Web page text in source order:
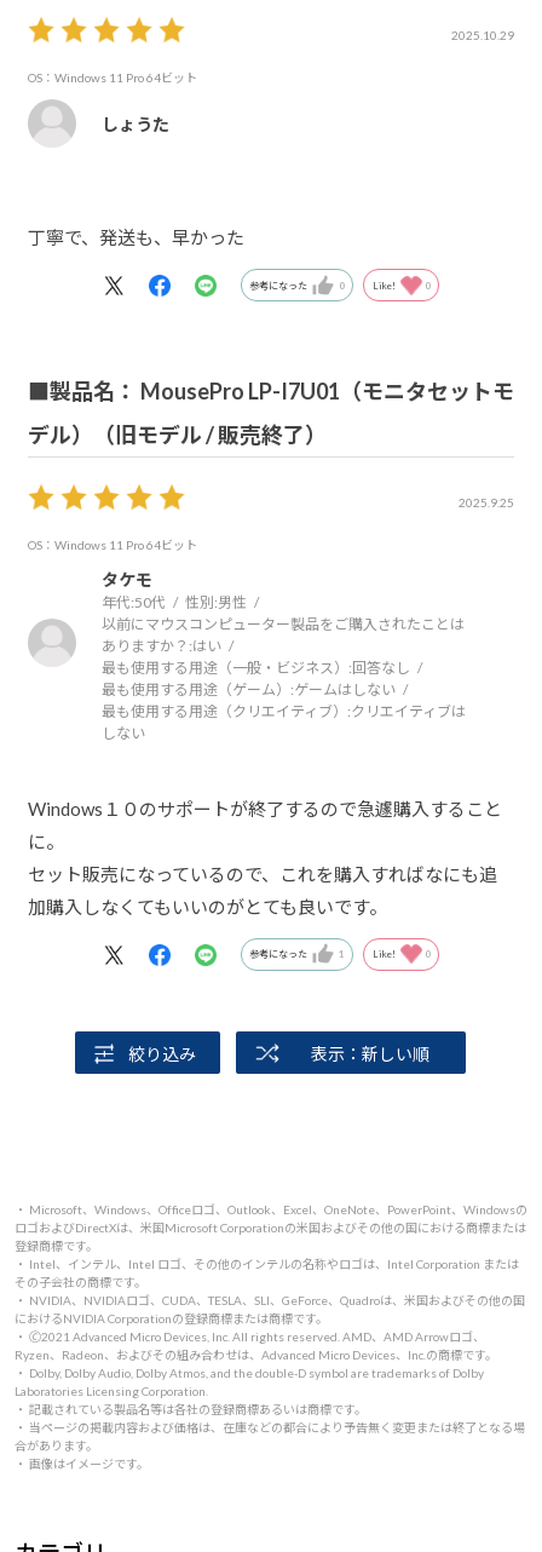
2025.10.29
OS：Windows 11 Pro 64ビット
しょうた
丁寧で、発送も、早かった
参考になった 0 Like! 0
■製品名： MousePro LP-I7U01（モニタセットモ
デル）（旧モデル / 販売終了）
2025.9.25
OS：Windows 11 Pro 64ビット
タケモ
年代:50代 性別:男性
以前にマウスコンピューター製品をご購入されたことは
ありますか？:はい
最も使用する用途（一般・ビジネス）: 回答なし
最も使用する用途（ゲーム）:ゲームはしない
最も使用する用途（クリエイティブ）:クリエイティブは
しない
Windows１０のサポートが終了するので急遽購入すること
に。
セット販売になっているので、これを購入すればなにも追
加購入しなくてもいいのがとても良いです。
参考になった 1 Like! 0
絞り込み 表示：新しい順
・ Microsoft、Windows、Officeロゴ、Outlook、Excel、OneNote、PowerPoint、Windowsの
ロゴおよびDirectXは、米国Microsoft Corporationの米国およびその他の国における商標または
登録商標です。
・ Intel、インテル、Intel ロゴ、その他のインテルの名称やロゴは、Intel Corporation または
その子会社の商標です。
・ NVIDIA、NVIDIAロゴ、CUDA、TESLA、SLI、GeForce、Quadroは、米国およびその他の国
におけるNVIDIA Corporationの登録商標または商標です。
・ 🄫2021 Advanced Micro Devices, Inc. All rights reserved. AMD、AMD Arrowロゴ、
Ryzen、Radeon、およびその組み合わせは、Advanced Micro Devices、Inc.の商標です。
・ Dolby, Dolby Audio, Dolby Atmos, and the double-D symbol are trademarks of Dolby
Laboratories Licensing Corporation.
・ 記載されている製品名等は各社の登録商標あるいは商標です。
・ 当ページの掲載内容および価格は、在庫などの都合により予告無く変更または終了となる場
合があります。
・ 画像はイメージです。